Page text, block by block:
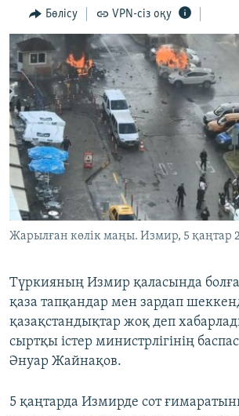
Navigation
Skip
to
Search
АДАМ ҚҰҚЫҚТАРЫ
ӘЛЕУМЕТ
ӘЛЕМ
АРНАЙЫ ЖОБАЛАР
Русский
ЖАЗЫЛЫҢЫЗ
Бөлісу VPN-сіз оқу
Жарылған көлік маңы. Измир, 5 қаңтар
Түркияның Измир қаласында
қаза тапқандар мен зардап
қазақстандықтар жоқ деп
сыртқы істер министрлігінің
Әнуар Жайнақов.
5 қаңтарда Измирде сот